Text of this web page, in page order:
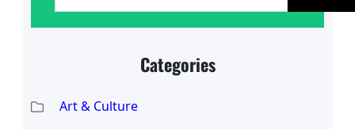
Categories
Art & Culture